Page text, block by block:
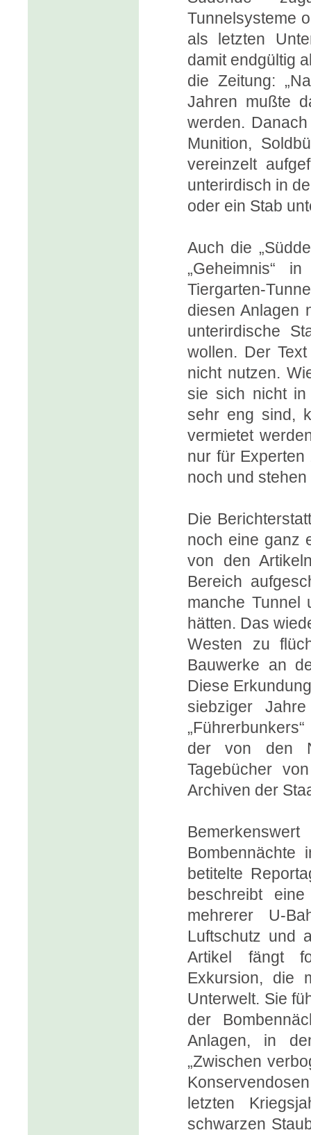
Tunnelsysteme
als letzten
damit endgültig
die Zeitung:
Jahren mußte
werden.
Munition,
vereinzelt
unterirdisch in
oder ein Stab
Auch die
„Geheimnis“
Tiergarten-
diesen Anlagen
unterirdische
wollen. Der
nicht nutzen.
sie sich nicht in
sehr eng sind,
vermietet
nur für Experten
noch und
Die
noch eine ganz
von den
Bereich
manche Tunnel
hätten. Das
Westen zu
Bauwerke an
Diese
siebziger
der von den
Tagebücher
Archiven der
Bombennächte
betitelte
beschreibt
mehrerer U-
Luftschutz und
Artikel fängt
Exkursion, die
Unterwelt. Sie
der
Anlagen, in
„Zwischen
letzten
schwarzen